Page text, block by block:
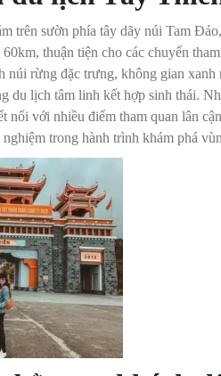
trên sườn phía tây dãy núi Tam
thuận tiện cho các chuyến
núi rừng đặc trưng, không gian
du lịch tâm linh kết hợp sinh thái.
nối với nhiều điểm tham quan lân
trong hành trình khám phá